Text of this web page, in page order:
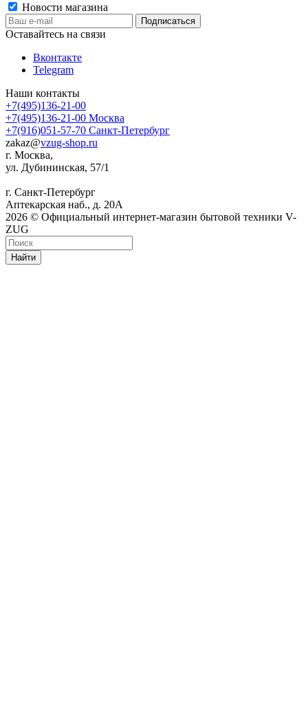
Новости магазина
Оставайтесь на связи
Вконтакте
Telegram
Наши контакты
+7(495)136-21-00‬
+7(495)136-21-00‬ Москва
+7(916)051-57-70 Санкт-Петербург
zakaz@vzug-shop.ru
г. Москва,
ул. Дубининская, 57/1
г. Санкт-Петербург
Аптекарская наб., д. 20А
2026 © Официальный интернет-магазин бытовой техники V-
ZUG
Найти